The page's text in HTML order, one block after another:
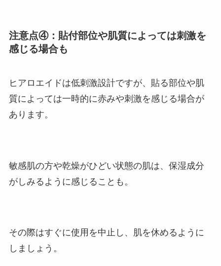
注意点④：貼付部位や肌質によっては刺激を
感じる場合も
ヒアロエイドは低刺激設計ですが、貼る部位や肌
質によっては一時的に赤みや刺激を感じる場合が
あります。
敏感肌の方や乾燥がひどい状態の肌は、保湿成分
がしみるように感じることも。
その際はすぐに使用を中止し、肌を休めるように
しましょう。